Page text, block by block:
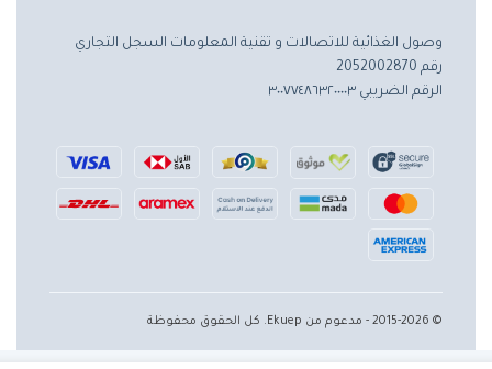
وصول الغذائية للاتصالات و تقنية المعلومات السجل التجاري
رقم 2052002870
الرقم الضريبي ٣٠٠٧٧٤٨٦٣٢٠٠٠٠٣
© 2015-2026 - مدعوم من Ekuep. كل الحقوق محفوظة